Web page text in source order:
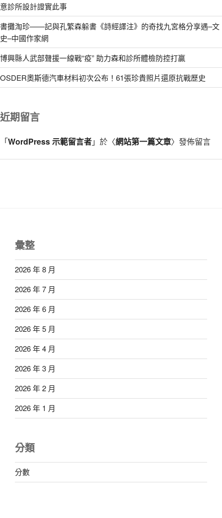
意診所設計證實此事
書攤淘珍——記與孔繁森躲書《詩經譯注》的奇找九宮格分享遇–文
史–中國作家網
博興縣人武部聲援一線戰“疫” 助力森和診所體檢防控打贏
OSDER奧斯德汽車材料初次公布！61張珍貴照片還原抗戰歷史
近期留言
「WordPress 示範留言者」於〈網站第一篇文章〉發佈留言
彙整
2026 年 8 月
2026 年 7 月
2026 年 6 月
2026 年 5 月
2026 年 4 月
2026 年 3 月
2026 年 2 月
2026 年 1 月
分類
分數